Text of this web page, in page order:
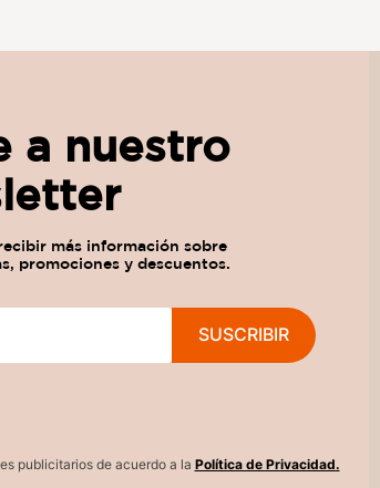
a nuestro
SUSCRIBIR
publicitarios de acuerdo a la Política de Privacidad.